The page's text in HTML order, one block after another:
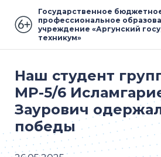
Государственное
профессиональное
учреждение «Аргунский
техникум»
Наш студент
МР-5/6
Заурович
победы